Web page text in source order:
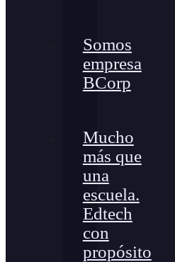
Somos
empresa
BCorp
Mucho
más que
una
escuela.
Edtech
con
propósito